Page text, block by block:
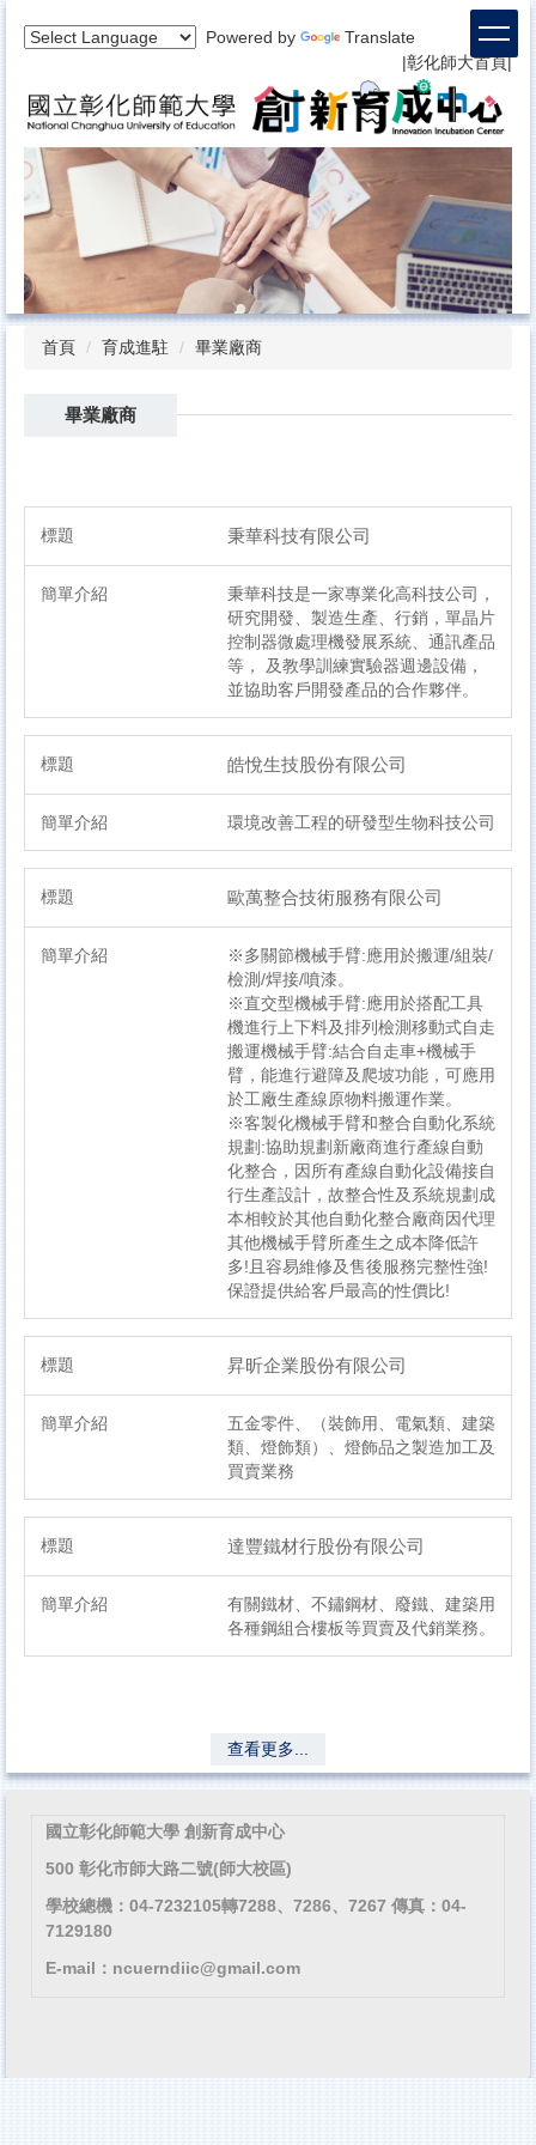
區
Powered by
Translate
|彰化師大首頁|
首頁 育成進駐 畢業廠商
畢業廠商
秉華科技有限公司
秉華科技是一家專業化高科技公司，
研究開發、製造生產、行銷，單晶片
控制器微處理機發展系統、通訊產品
等， 及教學訓練實驗器週邊設備，
並協助客戶開發產品的合作夥伴。
皓悅生技股份有限公司
環境改善工程的研發型生物科技公司
歐萬整合技術服務有限公司
※多關節機械手臂:應用於搬運/組裝/
檢測/焊接/噴漆。
※直交型機械手臂:應用於搭配工具
機進行上下料及排列檢測移動式自走
搬運機械手臂:結合自走車+機械手
臂，能進行避障及爬坡功能，可應用
於工廠生產線原物料搬運作業。
※客製化機械手臂和整合自動化系統
規劃:協助規劃新廠商進行產線自動
化整合，因所有產線自動化設備接自
行生產設計，故整合性及系統規劃成
本相較於其他自動化整合廠商因代理
其他機械手臂所產生之成本降低許
多!且容易維修及售後服務完整性強!
保證提供給客戶最高的性價比!
昇昕企業股份有限公司
五金零件、（裝飾用、電氣類、建築
類、燈飾類）、燈飾品之製造加工及
買賣業務
達豐鐵材行股份有限公司
有關鐵材、不鏽鋼材、廢鐵、建築用
各種鋼組合樓板等買賣及代銷業務。
查看更多...
國立彰化師範大學 創新育成中心
500 彰化市師大路二號(師大校區)
學校總機：04-7232105轉7288、7286、7267 傳真：04-
7129180
E-mail：ncuerndiic@gmail.com